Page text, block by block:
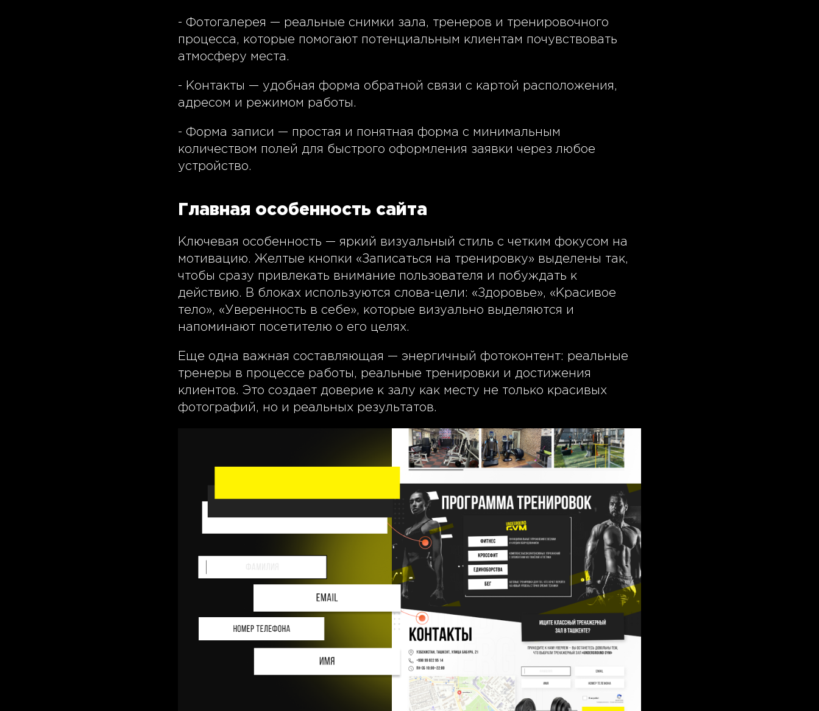
- Фотогалерея — реальные снимки зала, тренеров и тренировочного
процесса, которые помогают потенциальным клиентам почувствовать
атмосферу места.
- Контакты — удобная форма обратной связи с картой расположения,
адресом и режимом работы.
- Форма записи — простая и понятная форма с минимальным
количеством полей для быстрого оформления заявки через любое
устройство.
Главная особенность сайта
Ключевая особенность — яркий визуальный стиль с четким фокусом на
мотивацию. Желтые кнопки «Записаться на тренировку» выделены так,
чтобы сразу привлекать внимание пользователя и побуждать к
действию. В блоках используются слова-цели: «Здоровье», «Красивое
тело», «Уверенность в себе», которые визуально выделяются и
напоминают посетителю о его целях.
Еще одна важная составляющая — энергичный фотоконтент: реальные
тренеры в процессе работы, реальные тренировки и достижения
клиентов. Это создает доверие к залу как месту не только красивых
фотографий, но и реальных результатов.